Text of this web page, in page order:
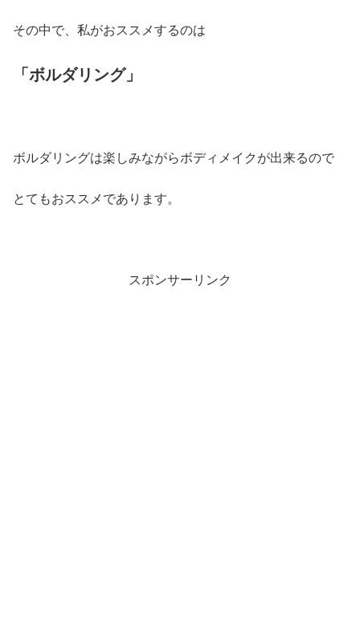
その中で、私がおススメするのは
「ボルダリング」
ボルダリングは楽しみながらボディメイクが出来るので
とてもおススメであります。
スポンサーリンク